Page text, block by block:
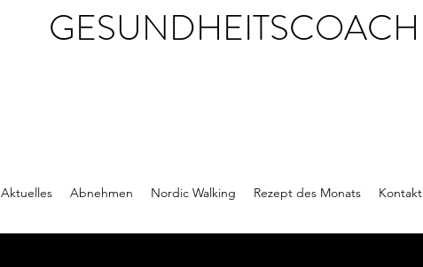
GESUNDHEITSCOACH
Aktuelles Abnehmen Nordic Walking Rezept des Monats Kontakt